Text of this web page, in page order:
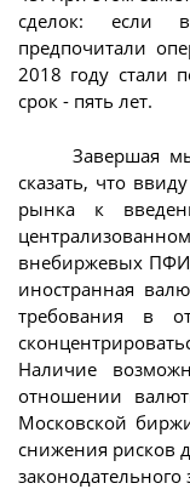
сделок: если
предпочитали
2018 году стали
срок - пять лет.
Завершая
сказать, что
рынка к
внебиржевых
иностранная
требования в
Наличие
отношении
Московской
снижения рисков
законодательного